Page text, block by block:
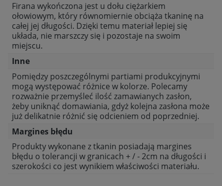
Firana wykończona jest u dołu ciężarkiem
ołowiowym, który równomiernie obciąża tkaninę na
całej jej długości. Dzięki temu materiał lepiej się
układa, nie marszczy się i pozostaje na swoim
miejscu.
Inne
Pomiędzy poszczególnymi partiami produkcyjnymi
mogą występować różnice w kolorze. Polecamy
rozważnie przemyśleć ilość zamawianych zasłon,
żeby uniknąć domawiania, gdyż kolejna zasłona może
już delikatnie różnić się odcieniem od poprzedniej.
Margines błędu
Produkty wykonane z tkanin posiadają margines
błędu o tolerancji w granicach + / - 2cm na długości i
szerokości co jest wynikiem właściwości materiału.